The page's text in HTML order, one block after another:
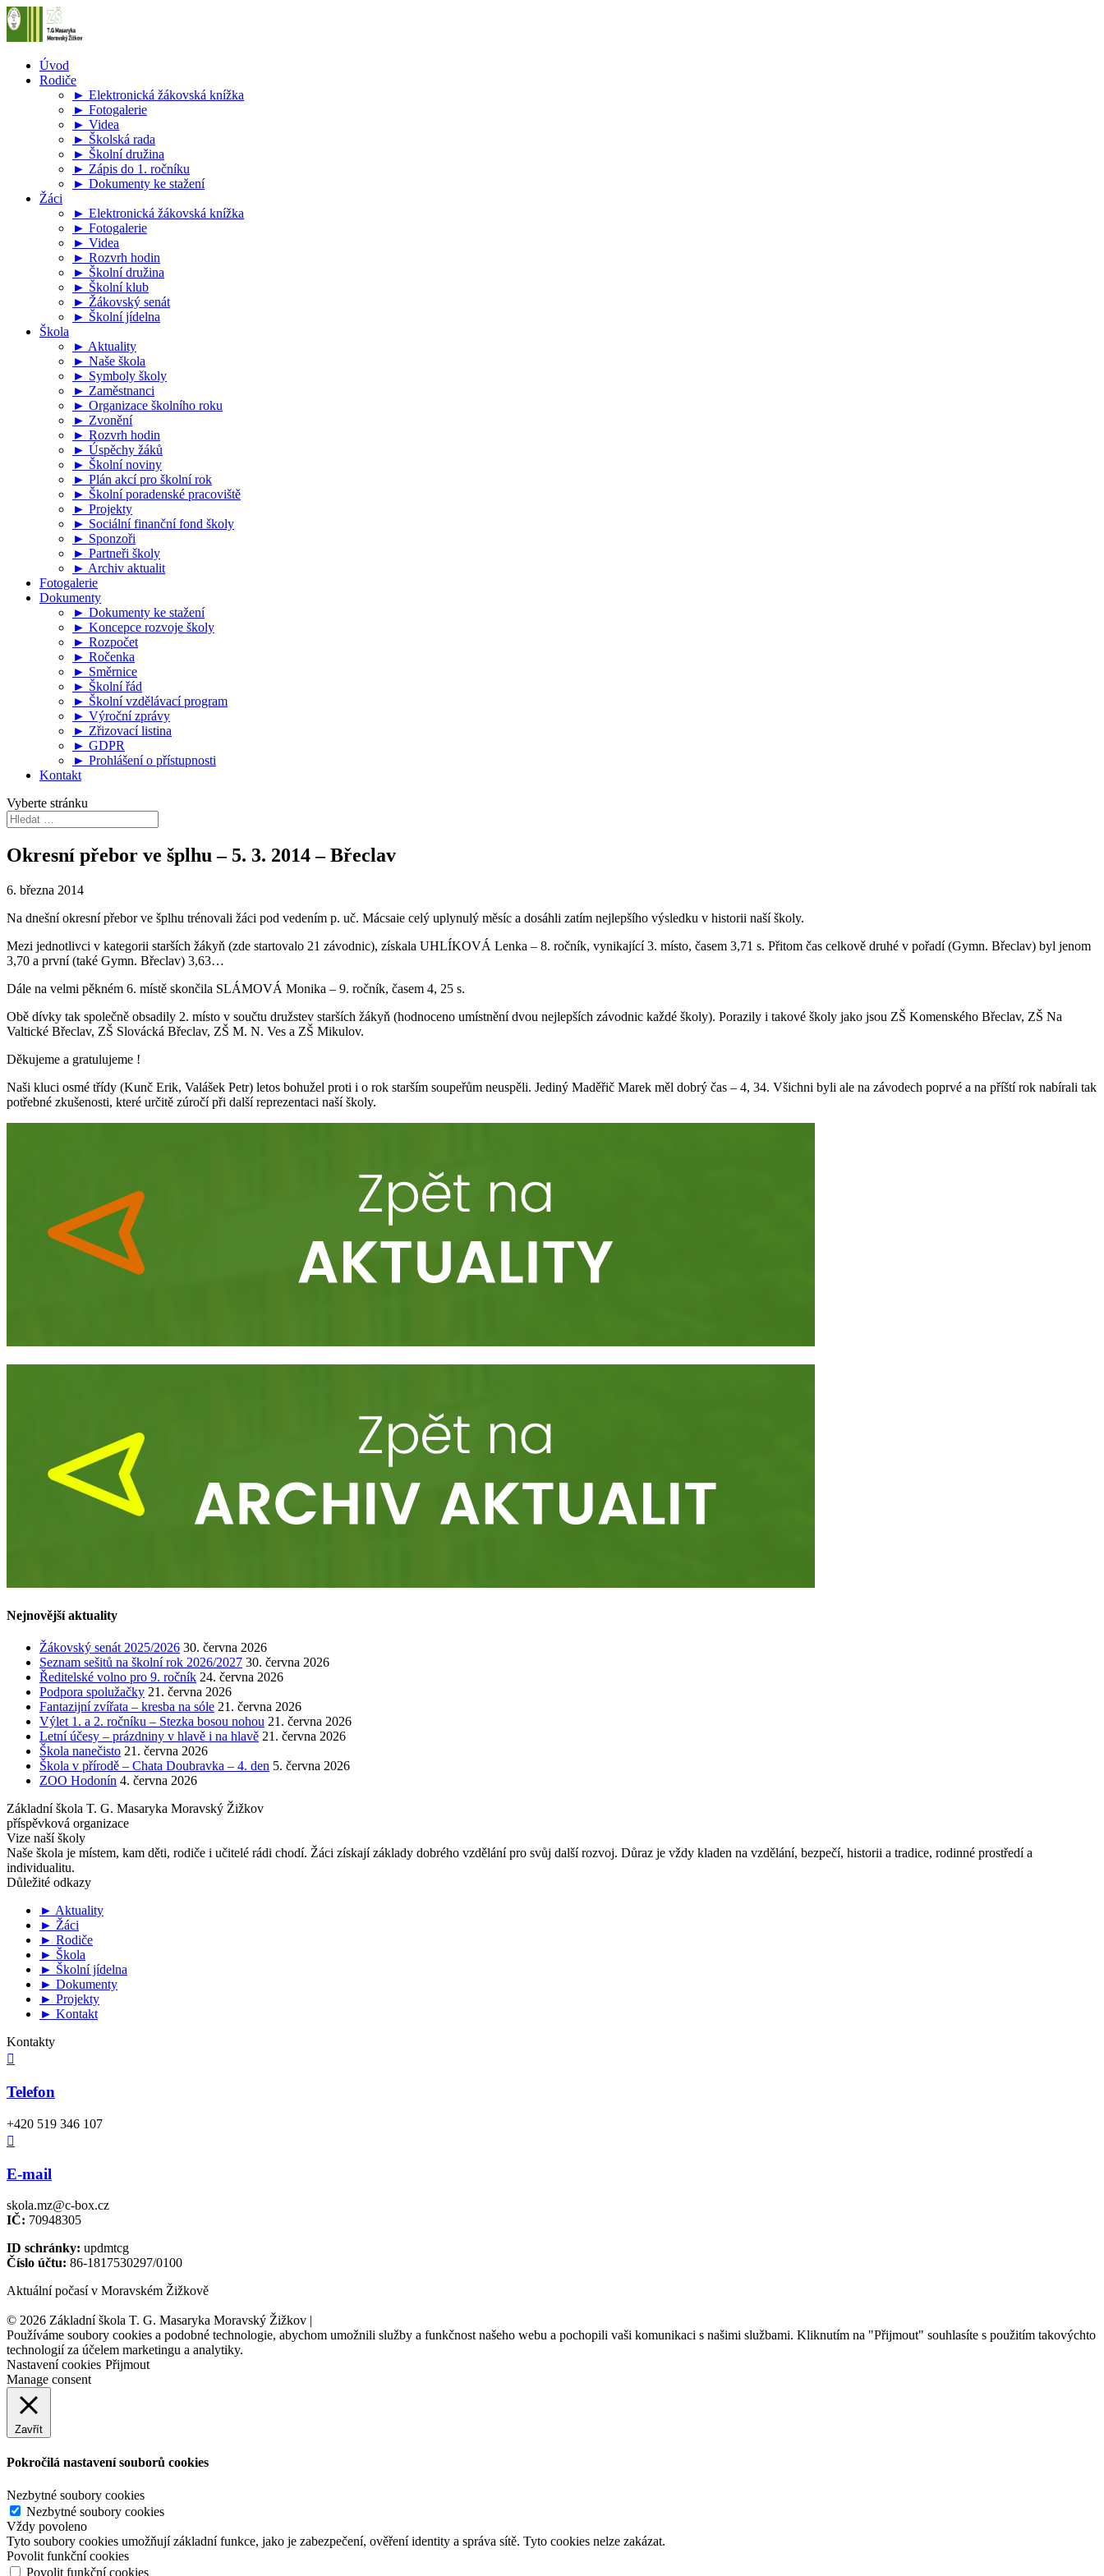
Úvod
Rodiče
► Elektronická žákovská knížka
► Fotogalerie
► Videa
► Školská rada
► Školní družina
► Zápis do 1. ročníku
► Dokumenty ke stažení
Žáci
► Elektronická žákovská knížka
► Fotogalerie
► Videa
► Rozvrh hodin
► Školní družina
► Školní klub
► Žákovský senát
► Školní jídelna
Škola
► Aktuality
► Naše škola
► Symboly školy
► Zaměstnanci
► Organizace školního roku
► Zvonění
► Rozvrh hodin
► Úspěchy žáků
► Školní noviny
► Plán akcí pro školní rok
► Školní poradenské pracoviště
► Projekty
► Sociální finanční fond školy
► Sponzoři
► Partneři školy
► Archiv aktualit
Fotogalerie
Dokumenty
► Dokumenty ke stažení
► Koncepce rozvoje školy
► Rozpočet
► Ročenka
► Směrnice
► Školní řád
► Školní vzdělávací program
► Výroční zprávy
► Zřizovací listina
► GDPR
► Prohlášení o přístupnosti
Kontakt
Vyberte stránku
Okresní přebor ve šplhu – 5. 3. 2014 – Břeclav
6. března 2014
Na dnešní okresní přebor ve šplhu trénovali žáci pod vedením p. uč. Mácsaie celý uplynulý měsíc a dosáhli zatím nejlepšího výsledku v historii naší školy.
Mezi jednotlivci v kategorii starších žákyň (zde startovalo 21 závodnic), získala UHLÍKOVÁ Lenka – 8. ročník, vynikající 3. místo, časem 3,71 s. Přitom čas celkově druhé v pořadí (Gymn. Břeclav) byl jenom
3,70 a první (také Gymn. Břeclav) 3,63…
Dále na velmi pěkném 6. místě skončila SLÁMOVÁ Monika – 9. ročník, časem 4, 25 s.
Obě dívky tak společně obsadily 2. místo v součtu družstev starších žákyň (hodnoceno umístnění dvou nejlepších závodnic každé školy). Porazily i takové školy jako jsou ZŠ Komenského Břeclav, ZŠ Na
Valtické Břeclav, ZŠ Slovácká Břeclav, ZŠ M. N. Ves a ZŠ Mikulov.
Děkujeme a gratulujeme !
Naši kluci osmé třídy (Kunč Erik, Valášek Petr) letos bohužel proti i o rok starším soupeřům neuspěli. Jediný Maděřič Marek měl dobrý čas – 4, 34. Všichni byli ale na závodech poprvé a na příští rok nabírali tak
potřebné zkušenosti, které určitě zúročí při další reprezentaci naší školy.
Nejnovější aktuality
Žákovský senát 2025/2026 30. června 2026
Seznam sešitů na školní rok 2026/2027 30. června 2026
Ředitelské volno pro 9. ročník 24. června 2026
Podpora spolužačky 21. června 2026
Fantazijní zvířata – kresba na sóle 21. června 2026
Výlet 1. a 2. ročníku – Stezka bosou nohou 21. června 2026
Letní účesy – prázdniny v hlavě i na hlavě 21. června 2026
Škola nanečisto 21. června 2026
Škola v přírodě – Chata Doubravka – 4. den 5. června 2026
ZOO Hodonín 4. června 2026
Základní škola T. G. Masaryka Moravský Žižkov
příspěvková organizace
Vize naší školy
Naše škola je místem, kam děti, rodiče i učitelé rádi chodí. Žáci získají základy dobrého vzdělání pro svůj další rozvoj. Důraz je vždy kladen na vzdělání, bezpečí, historii a tradice, rodinné prostředí a
individualitu.
Důležité odkazy
► Aktuality
► Žáci
► Rodiče
► Škola
► Školní jídelna
► Dokumenty
► Projekty
► Kontakt
Kontakty

Telefon
+420 519 346 107

E-mail
skola.mz@c-box.cz
IČ: 70948305
ID schránky: updmtcg
Číslo účtu: 86-1817530297/0100
Aktuální počasí v Moravském Žižkově
© 2026 Základní škola T. G. Masaryka Moravský Žižkov |
Používáme soubory cookies a podobné technologie, abychom umožnili služby a funkčnost našeho webu a pochopili vaši komunikaci s našimi službami. Kliknutím na "Přijmout" souhlasíte s použitím takovýchto
technologií za účelem marketingu a analytiky.
Nastavení cookies Přijmout
Manage consent
Zavřít
Pokročilá nastavení souborů cookies
Nezbytné soubory cookies
Nezbytné soubory cookies
Vždy povoleno
Tyto soubory cookies umožňují základní funkce, jako je zabezpečení, ověření identity a správa sítě. Tyto cookies nelze zakázat.
Povolit funkční cookies
Povolit funkční cookies